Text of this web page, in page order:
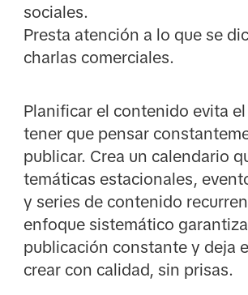
sociales.
Presta atención a lo que se
charlas comerciales.
Planificar el contenido evita
tener que pensar
publicar. Crea un calendario
temáticas estacionales,
y series de contenido
enfoque sistemático
publicación constante y deja
crear con calidad, sin prisas.